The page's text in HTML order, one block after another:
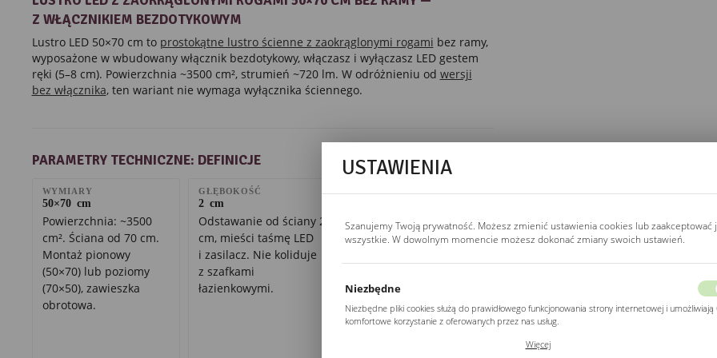
Z WŁĄCZNIKIEM BEZDOTYKOWYM
Lustro LED 50×70 cm to prostokątne lustro ścienne z zaokrąglonymi rogami bez ramy,
wyposażone w wbudowany włącznik bezdotykowy, włączasz i wyłączasz LED gestem
ręki (5–8 cm). Powierzchnia ~3500 cm², strumień ~720 lm. W odróżnieniu od wersji
bez włącznika, ten wariant nie wymaga wyłącznika ściennego.
PARAMETRY TECHNICZNE: DEFINICJE
WYMIARY
50×70 cm
Powierzchnia: ~3500
cm². Ściana od 70 cm.
Montaż pionowy
(50×70) lub poziomy
(70×50), zawieszka
obrotowa.
GŁĘBOKOŚĆ
2 cm
Odstawanie od ściany 2
cm, mieści taśmę LED
i zasilacz. Nie koliduje
z szafkami
łazienkowymi.
Włącznik bezdotykowy
w dolnej krawędzi
Jedno przesunięcie
włącza, drugie wyłącza
LED. Nie wymaga
USTAWIENIA
Szanujemy Twoją prywatność. Możesz zmienić ustawienia cookies lub zaakceptować
wszystkie. W dowolnym momencie możesz dokonać zmiany swoich ustawień.
Niezbędne
Niezbędne pliki cookies służą do prawidłowego funkcjonowania strony internetowej i umożliwiają
komfortowe korzystanie z oferowanych przez nas usług.
Twoich ustawień preferencji prywatności, logowania czy wypełniania formularzy. Dzięki plikom
Więcej